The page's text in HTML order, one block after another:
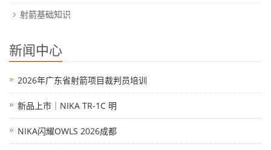
射箭基础知识
新闻中心
2026年广东省射箭项目裁判员培训
新品上市｜NIKA TR-1C 明
NIKA闪耀OWLS 2026成都